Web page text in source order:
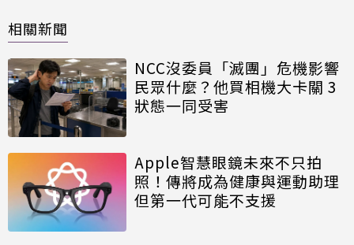
相關新聞
NCC沒委員「滅團」危機影響
民眾什麼？他買相機大卡關 3
狀態一同受害
Apple智慧眼鏡未來不只拍
照！傳將成為健康與運動助理
但第一代可能不支援